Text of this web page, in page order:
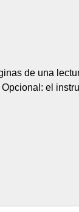
de una
el